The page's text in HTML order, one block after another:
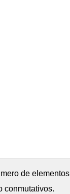
de elementos
conmutativos.